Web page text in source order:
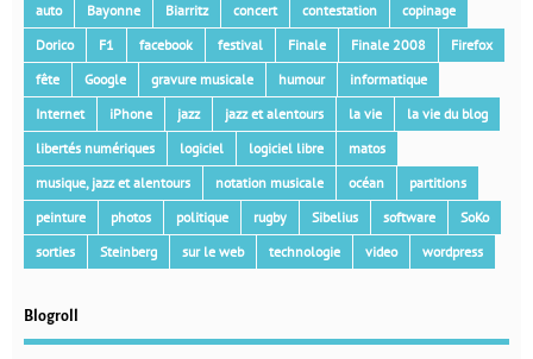
auto Bayonne Biarritz concert contestation
copinage
Dorico
F1 facebook festival Finale Finale 2008
Firefox
fête
Google gravure musicale humour
informatique
Internet
iPhone jazz jazz et alentours la vie
la vie du blog
libertés numériques
logiciel logiciel libre
matos
musique, jazz et alentours
notation musicale océan
partitions
peinture
photos politique rugby Sibelius software
SoKo
sorties
Steinberg sur le web technologie video wordpress
Blogroll